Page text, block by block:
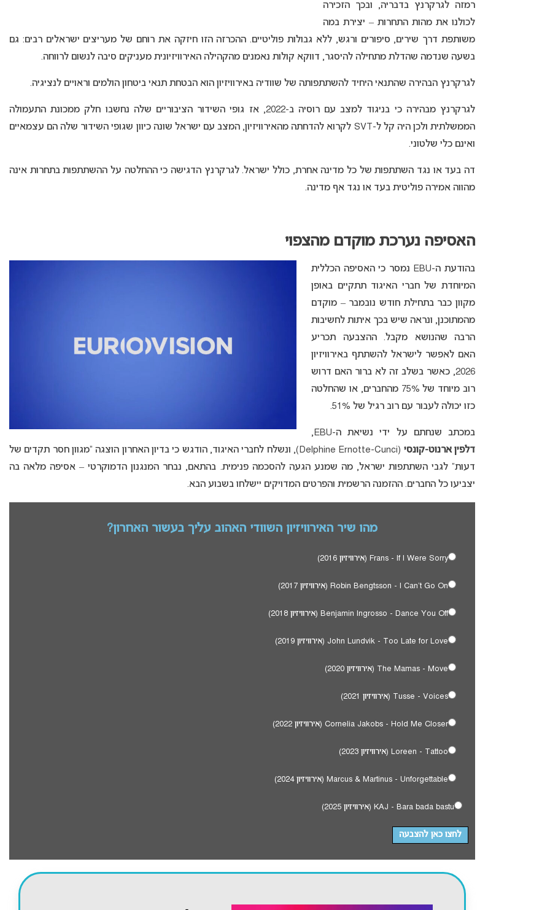
רמזה לגרקרנץ בדבריה, ובכך הזכירה
לכולנו את מהות התחרות – יצירת במה
משותפת דרך שירים, סיפורים ורגש, ללא גבולות פוליטיים. ההכרזה הזו חיזקה את רוחם של מעריצים ישראלים רבים: גם
בשעה שנדמה שהדלת מתחילה להיסגר, דווקא קולות נאמנים מהקהילה האירוויזיונית מעניקים סיבה לנשום לרווחה.
לגרקרנץ הבהירה שהתנאי היחיד להשתתפותה של שוודיה באירוויזיון הוא הבטחת תנאי ביטחון הולמים וראויים לנציגיה.
לגרקרנץ מבהירה כי בניגוד למצב עם רוסיה ב-2022, אז גופי השידור הציבוריים שלה נחשבו חלק ממכונת התעמולה
הממשלתית ולכן היה קל ל-SVT לקרוא להדחתה מהאירוויזיון, המצב עם ישראל שונה כיוון שגופי השידור שלה הם עצמאיים
ואינם כלי שלטוני.
דה בעד או נגד השתתפות של כל מדינה אחרת, כולל ישראל. לגרקרנץ הדגישה כי ההחלטה על ההשתתפות בתחרות אינה
מהווה אמירה פוליטית בעד או נגד אף מדינה.
האסיפה נערכת מוקדם מהצפוי
בהודעת ה-EBU נמסר כי האסיפה הכללית
המיוחדת של חברי האיגוד תתקיים באופן
מקוון כבר בתחילת חודש נובמבר – מוקדם
מהמתוכנן, ונראה שיש בכך איתות לחשיבות
הרבה שהנושא מקבל. ההצבעה תכריע
האם לאפשר לישראל להשתתף באירוויזיון
2026, כאשר בשלב זה לא ברור האם דרוש
רוב מיוחד של 75% מהחברים, או שהחלטה
כזו יכולה לעבור עם רוב רגיל של 51%.
במכתב שנחתם על ידי נשיאת ה-EBU,
דלפין ארנוט-קונסי
(Delphine Ernotte-Cunci), ונשלח לחברי האיגוד, הודגש כי בדיון האחרון הוצגה “מגוון חסר תקדים של
דעות” לגבי השתתפות ישראל, מה שמנע הגעה להסכמה פנימית. בהתאם, נבחר המנגנון הדמוקרטי – אסיפה מלאה בה
יצביעו כל החברים. ההזמנה הרשמית והפרטים המדויקים יישלחו בשבוע הבא.
מהו שיר האירוויזיון השוודי האהוב עליך בעשור האחרון?
Frans - If I Were Sorry (אירוויזיון 2016)
Robin Bengtsson - I Can't Go On (אירוויזיון 2017)
Benjamin Ingrosso - Dance You Off (אירוויזיון 2018)
John Lundvik - Too Late for Love (אירוויזיון 2019)
The Mamas - Move (אירוויזיון 2020)
Tusse - Voices (אירוויזיון 2021)
Cornelia Jakobs - Hold Me Closer (אירוויזיון 2022)
Loreen - Tattoo (אירוויזיון 2023)
Marcus & Martinus - Unforgettable (אירוויזיון 2024)
KAJ - Bara bada bastu (אירוויזיון 2025)
לחצו כאן להצבעה